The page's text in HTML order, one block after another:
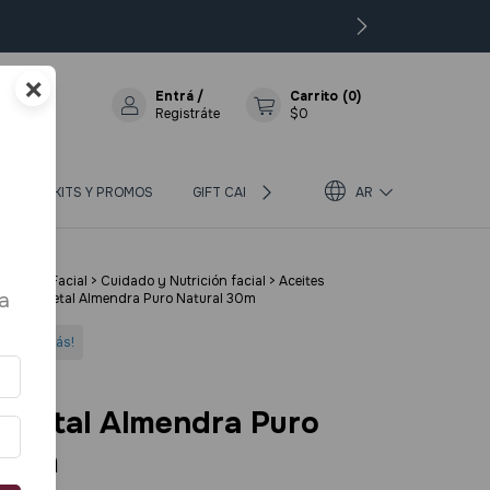
Entrá /
Registráte
Carrito (0)
$0
KITS Y PROMOS GIFT CARD BLOG SOBRE BIOTERRA
AR
y Facial > Cuidado y Nutrición facial > Aceites
Vegetal Almendra Puro Natural 30m
3 o más!
Almendra Puro
×